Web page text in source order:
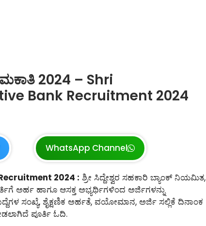
2024 – Shri
Bank Recruitment 2024
WhatsApp Channel
2024 : ಶ್ರೀ ಸಿದ್ದೇಶ್ವರ ಸಹಕಾರಿ ಬ್ಯಾಂಕ್ ನಿಯಮಿತ,
ಅರ್ಹ ಹಾಗೂ ಆಸಕ್ತ ಅಭ್ಯರ್ಥಿಗಳಿಂದ ಅರ್ಜಿಗಳನ್ನು
ಸಂಖ್ಯೆ, ಶೈಕ್ಷಣಿಕ ಅರ್ಹತೆ, ವಯೋಮಾನ, ಅರ್ಜಿ ಸಲ್ಲಿಕೆ ದಿನಾಂಕ
ಪೂರ್ತಿ ಓದಿ.